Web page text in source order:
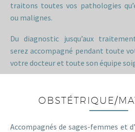
traitons toutes vos pathologies
ou malignes.
Du diagnostic jusqu’aux
serez accompagné pendant toute
votre docteur et toute son équipe
OBSTÉTRIQUE/
Accompagnés de sages-femmes et